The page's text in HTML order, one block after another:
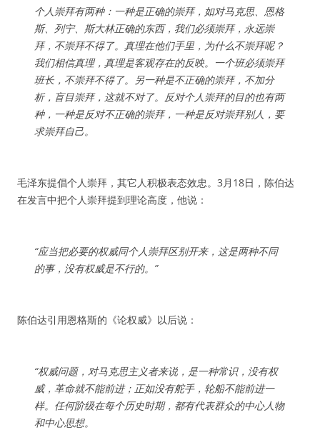
个人崇拜有两种：一种是正确的崇拜，如对马克思、恩格
斯、列宁、斯大林正确的东西，我们必须崇拜，永远崇
拜，不崇拜不得了。真理在他们手里，为什么不崇拜呢？
我们相信真理，真理是客观存在的反映。一个班必须崇拜
班长，不崇拜不得了。另一种是不正确的崇拜，不加分
析，盲目崇拜，这就不对了。反对个人崇拜的目的也有两
种，一种是反对不正确的崇拜，一种是反对崇拜别人，要
求崇拜自己。
毛泽东提倡个人崇拜，其它人积极表态效忠。3月18日，陈伯达
在发言中把个人崇拜提到理论高度，他说：
“应当把必要的权威同个人崇拜区别开来，这是两种不同
的事，没有权威是不行的。”
陈伯达引用恩格斯的《论权威》以后说：
“权威问题，对马克思主义者来说，是一种常识，没有权
威，革命就不能前进；正如没有舵手，轮船不能前进一
样。任何阶级在每个历史时期，都有代表群众的中心人物
和中心思想。